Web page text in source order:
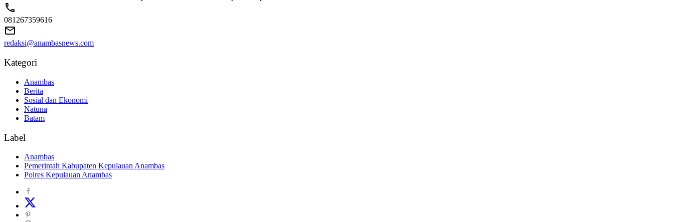
081267359616
redaksi@anambasnews.com
Kategori
Anambas
Berita
Sosial dan Ekonomi
Natuna
Batam
Label
Anambas
Pemerintah Kabupaten Kepulauan Anambas
Polres Kepulauan Anambas